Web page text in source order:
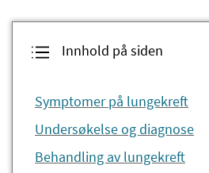
Innhold på siden
Symptomer på lungekreft
Undersøkelse og diagnose
Behandling av lungekreft